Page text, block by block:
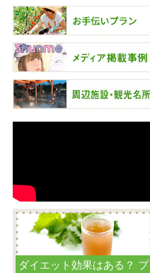
ダイエット効果はある？ プ